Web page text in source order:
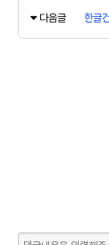
다음글 한글